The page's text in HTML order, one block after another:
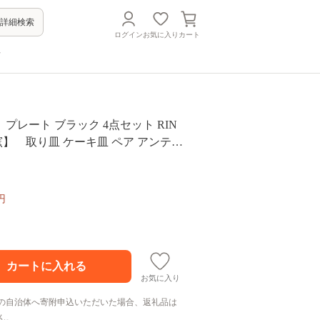
詳細検索
ログインお気に入り カート
プレート ブラック 4点セット RIN
】 取り皿 ケーキ皿 ペア アンティ
お気に入り
自治体へ寄附申込いただいた場合、返礼品は